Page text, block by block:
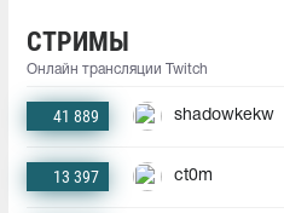
СТРИМЫ
Онлайн трансляции Twitch
41 889 shadowkekw
13 397 ct0m